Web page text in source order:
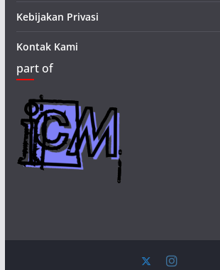
Kebijakan Privasi
Kontak Kami
part of